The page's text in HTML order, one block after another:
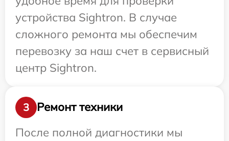
устройства Sightron. В случае
сложного ремонта мы обеспечим
перевозку за наш счет в сервисный
центр Sightron.
3
Ремонт техники
После полной диагностики мы